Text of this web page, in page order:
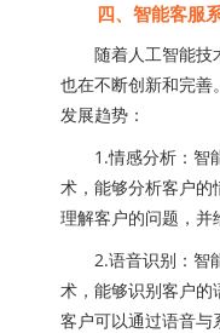
四、智能客服系
随着人工智能技
也在不断创新和完善
发展趋势：
1.情感分析：智能
术，能够分析客户的
理解客户的问题，并
2.语音识别：智能
术，能够识别客户的
客户可以通过语音与